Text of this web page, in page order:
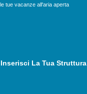
tue vacanze all'aria aperta
Inserisci La Tua Struttura